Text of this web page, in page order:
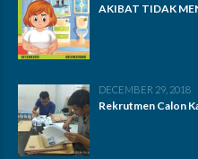
AKIBAT TIDAK
DECEMBER 29, 2018
Rekrutmen Calon